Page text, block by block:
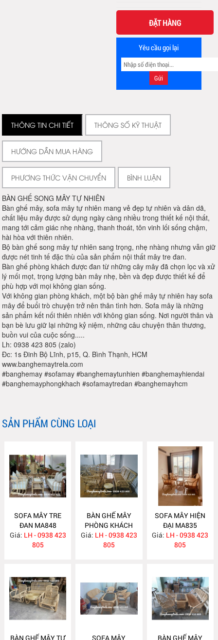
ĐẶT HÀNG
Yêu cầu gọi lại
THÔNG TIN CHI TIẾT THÔNG SỐ KỸ THUẬT
HƯỚNG DẪN MUA HÀNG
PHƯƠNG THỨC VẬN CHUYỂN BÌNH LUẬN
BÀN GHẾ SONG MÂY TỰ NHIÊN
Bàn ghế mây, sofa mây tự nhiên mang vẻ đẹp tự nhiên và dân dã,
chất liệu mây được sử dụng ngày càng nhiều trong thiết kế nội thất,
mang tới cảm giác nhẹ nhàng, thanh thoát, tôn vinh lối sống chậm,
hài hòa với thiên nhiên.
Bộ bàn ghế song mây tự nhiên sang trọng, nhẹ nhàng nhưng vẫn giữ
được nét tinh tế đặc thù của sản phẩm nội thất mây tre đan.
Bàn ghế phòng khách được đan từ những cây mây đã chọn lọc và xử
lý mối mọt, trọng lượng bàn mây nhẹ, bền và đẹp được thiết kế để
phù hợp với mọi không gian sống.
Với không gian phòng khách, một bộ bàn ghế mây tự nhiên hay sofa
mây để buổi trò chuyện trở nên thân tình hơn. Sofa mây là những
sản phẩm kết nối thiên nhiên với không gian sống. Nơi người thân và
bạn bè lưu giữ lại những kỷ niệm, những câu chuyện thân thương,
buồn vui của cuộc sống.....
Lh: 0938 423 805 (zalo)
Đc: 1s Đinh Bộ Lĩnh, p15, Q. Bình Thạnh, HCM
www.banghemaytrela.com
#banghemay #sofamay #banghemaytunhien #banghemayhiendai
#banghemayphongkhach #sofamaytredan #banghemayhcm
SẢN PHẨM CÙNG LOẠI
SOFA MÂY TRE
ĐAN MA848
Giá: LH - 0938 423
805
BÀN GHẾ MÂY
PHÒNG KHÁCH
MA839
Giá: LH - 0938 423
805
SOFA MÂY HIỆN
ĐẠI MA835
Giá: LH - 0938 423
805
BÀN GHẾ MÂY TỰ SOFA MÂY BÀN GHẾ MÂY